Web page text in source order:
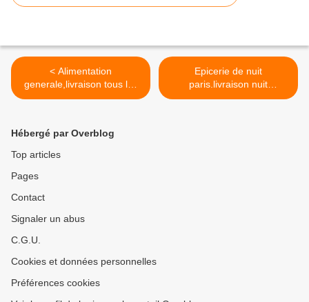
< Alimentation
generale,livraison tous les
jours
Epicerie de nuit
paris.livraison nuit
paris,livraison rapide7/7 >
Hébergé par Overblog
Top articles
Pages
Contact
Signaler un abus
C.G.U.
Cookies et données personnelles
Préférences cookies